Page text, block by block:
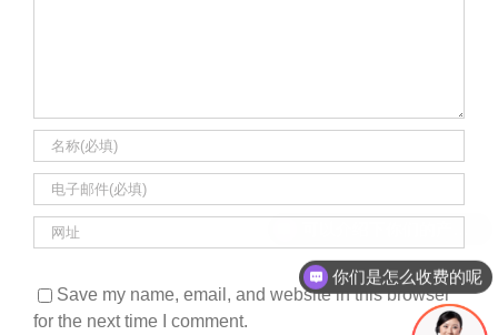
Save my name, email, and website in this browser
for the next time I comment.
你们是怎么收费的呢